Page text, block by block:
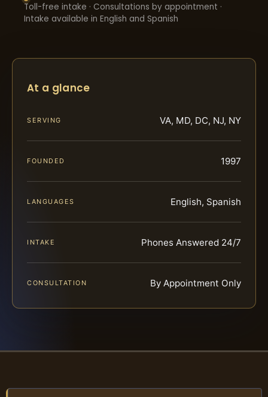
Toll-free intake · Consultations by appointment ·
Intake available in English and Spanish
At a glance
SERVING VA, MD, DC, NJ, NY
FOUNDED 1997
LANGUAGES English, Spanish
INTAKE Phones Answered 24/7
CONSULTATION By Appointment Only